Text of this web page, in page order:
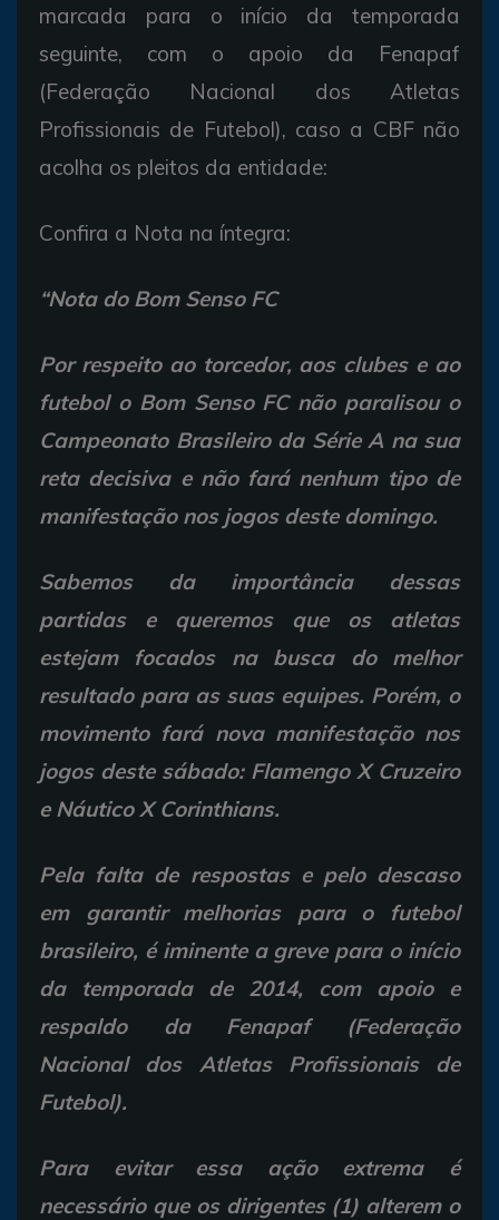
marcada para o início da temporada
seguinte, com o apoio da Fenapaf
(Federação Nacional dos Atletas
Profissionais de Futebol), caso a CBF não
acolha os pleitos da entidade:
Confira a Nota na íntegra:
“Nota do Bom Senso FC
Por respeito ao torcedor, aos clubes e ao
futebol o Bom Senso FC não paralisou o
Campeonato Brasileiro da Série A na sua
reta decisiva e não fará nenhum tipo de
manifestação nos jogos deste domingo.
Sabemos da importância dessas
partidas e queremos que os atletas
estejam focados na busca do melhor
resultado para as suas equipes. Porém, o
movimento fará nova manifestação nos
jogos deste sábado: Flamengo X Cruzeiro
e Náutico X Corinthians.
Pela falta de respostas e pelo descaso
em garantir melhorias para o futebol
brasileiro, é iminente a greve para o início
da temporada de 2014, com apoio e
respaldo da Fenapaf (Federação
Nacional dos Atletas Profissionais de
Futebol).
Para evitar essa ação extrema é
necessário que os dirigentes (1) alterem o